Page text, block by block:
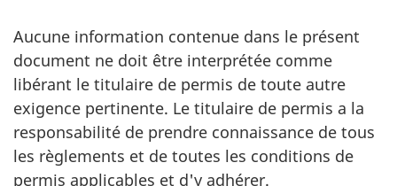
Aucune information contenue dans le présent
document ne doit être interprétée comme
libérant le titulaire de permis de toute autre
exigence pertinente. Le titulaire de permis a la
responsabilité de prendre connaissance de tous
les règlements et de toutes les conditions de
permis applicables et d'y adhérer.